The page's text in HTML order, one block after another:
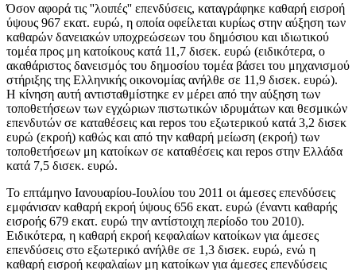
Όσον αφορά τις ''λοιπές'' επενδύσεις, καταγράφηκε καθαρή εισροή
ύψους 967 εκατ. ευρώ, η οποία οφείλεται κυρίως στην αύξηση των
καθαρών δανειακών υποχρεώσεων του δημόσιου και ιδιωτικού
τομέα προς μη κατοίκους κατά 11,7 δισεκ. ευρώ (ειδικότερα, ο
ακαθάριστος δανεισμός του δημοσίου τομέα βάσει του μηχανισμού
στήριξης της Ελληνικής οικονομίας ανήλθε σε 11,9 δισεκ. ευρώ).
Η κίνηση αυτή αντισταθμίστηκε εν μέρει από την αύξηση των
τοποθετήσεων των εγχώριων πιστωτικών ιδρυμάτων και θεσμικών
επενδυτών σε καταθέσεις και repos του εξωτερικού κατά 3,2 δισεκ
ευρώ (εκροή) καθώς και από την καθαρή μείωση (εκροή) των
τοποθετήσεων μη κατοίκων σε καταθέσεις και repos στην Ελλάδα
κατά 7,5 δισεκ. ευρώ.
Το επτάμηνο Ιανουαρίου-Ιουλίου του 2011 οι άμεσες επενδύσεις
εμφάνισαν καθαρή εκροή ύψους 656 εκατ. ευρώ (έναντι καθαρής
εισροής 679 εκατ. ευρώ την αντίστοιχη περίοδο του 2010).
Ειδικότερα, η καθαρή εκροή κεφαλαίων κατοίκων για άμεσες
επενδύσεις στο εξωτερικό ανήλθε σε 1,3 δισεκ. ευρώ, ενώ η
καθαρή εισροή κεφαλαίων μη κατοίκων για άμεσες επενδύσεις